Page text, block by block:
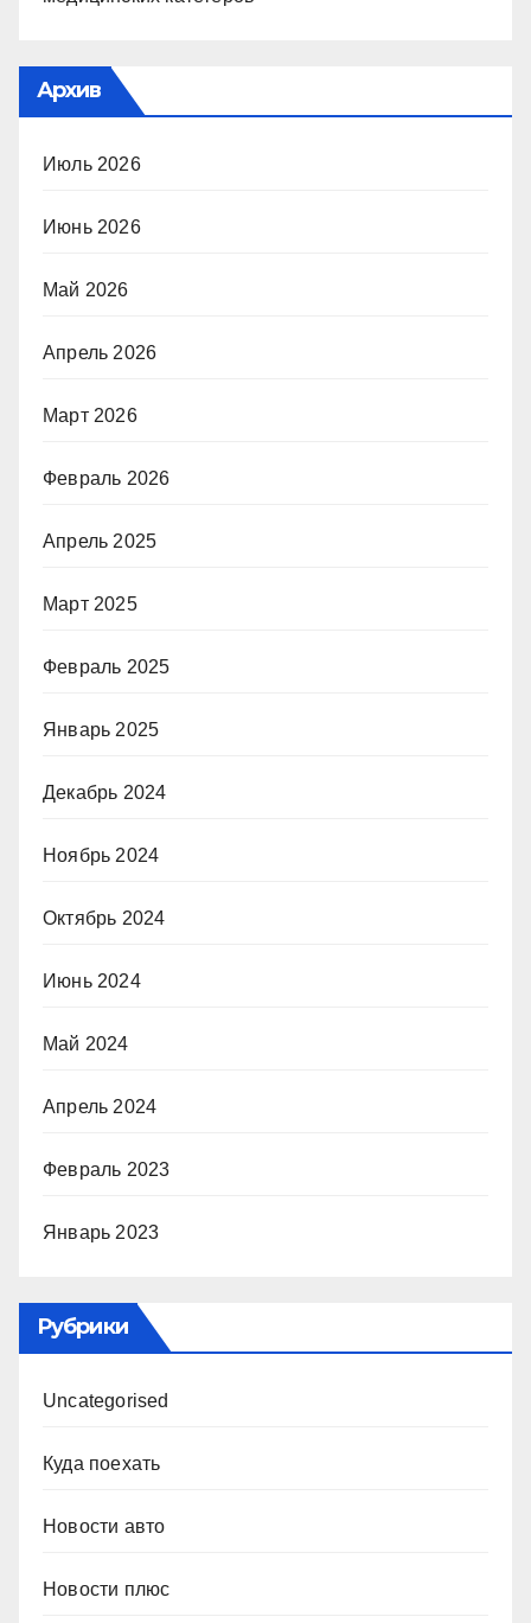
Архив
Июль 2026
Июнь 2026
Май 2026
Апрель 2026
Март 2026
Февраль 2026
Апрель 2025
Март 2025
Февраль 2025
Январь 2025
Декабрь 2024
Ноябрь 2024
Октябрь 2024
Июнь 2024
Май 2024
Апрель 2024
Февраль 2023
Январь 2023
Рубрики
Uncategorised
Куда поехать
Новости авто
Новости плюс